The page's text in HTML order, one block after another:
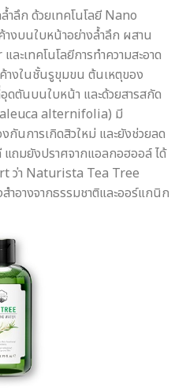
ล้ำลึก ด้วยเทคโนโลยี Nano
งบนใบหน้าอย่างล้ำลึก ผสาน
ะเทคโนโลยีการทำความสะอาด
างในชั้นรูขุมขน ต้นเหตุของ
ตันบนใบหน้า และด้วยสารสกัด
alternifolia) มี
กันการเกิดสิวใหม่ และยังช่วยลด
แถมยังปราศจากแอลกอฮออล์ ได้
ว่า Naturista Tea Tree
อางจากธรรมชาติและออร์แกนิก